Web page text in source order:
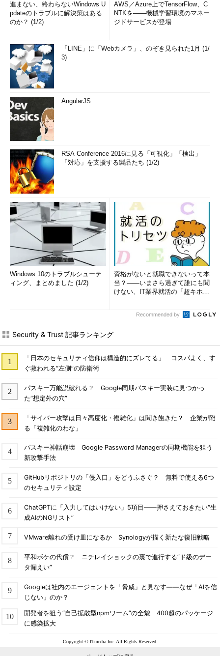
進まない、終わらないWindows U
pdateのトラブルに解決策はある
のか？ (1/2)
AWS／Azure上でTensorFlow、C
NTKを――機械学習環境のマネー
ジドサービスが登場
「LINE」に「Webカメラ」、のぞき見られた1月 (1/
3)
AngularJS
RSA Conference 2016に見る「可視化」「検出」
「対応」を支援する製品たち (1/2)
Windows 10のトラブルシューテ
ィング、まとめました (1/2)
資格がないと就職できないって本
当？――いまさら過ぎて誰にも聞
けない、IT業界就活の「超キホ
Recommended by
Security & Trust 記事ランキング
「日本のセキュリティ信仰は構造的にズレてる」 コスパよく、す
ぐ救われる“左側”の防衛術
パスキー万能説破れる？ Google同期パスキー実装に見つかっ
た“想定外の穴”
「サイバー攻撃は日々高度化・複雑化」は聞き飽きた？ 企業が陥
る「複雑化のわな」
パスキー神話崩壊 Google Password Managerの同期機能を狙う
新攻撃手法
GitHubリポジトリの「侵入口」をどうふさぐ？ 無料で使える6つ
のセキュリティ設定
ChatGPTに「入力してはいけない」5項目――押さえておきたい“生
成AIのNGリスト”
VMware離れの受け皿になるか Synologyが描く新たな復旧戦略
平和ボケの代償？ ニチレイショックの裏で進行する“ド級のデー
タ漏えい”
Googleは社内のエージェントを「脅威」と見なす――なぜ「AIを信
じない」のか？
開発者を狙う“自己拡散型npmワーム”の全貌 400超のパッケージ
に感染拡大
Copyright © ITmedia Inc. All Rights Reserved.